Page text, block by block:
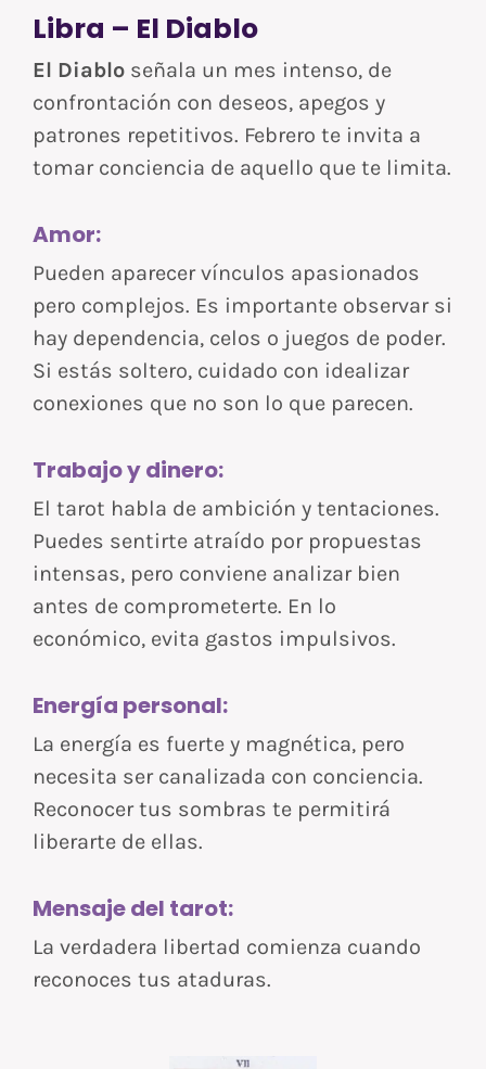
Libra – El Diablo
El Diablo señala un mes intenso, de
confrontación con deseos, apegos y
patrones repetitivos. Febrero te invita a
tomar conciencia de aquello que te limita.
Amor:
Pueden aparecer vínculos apasionados
pero complejos. Es importante observar si
hay dependencia, celos o juegos de poder.
Si estás soltero, cuidado con idealizar
conexiones que no son lo que parecen.
Trabajo y dinero:
El tarot habla de ambición y tentaciones.
Puedes sentirte atraído por propuestas
intensas, pero conviene analizar bien
antes de comprometerte. En lo
económico, evita gastos impulsivos.
Energía personal:
La energía es fuerte y magnética, pero
necesita ser canalizada con conciencia.
Reconocer tus sombras te permitirá
liberarte de ellas.
Mensaje del tarot:
La verdadera libertad comienza cuando
reconoces tus ataduras.